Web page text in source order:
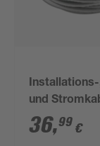
und
NYM-J
m
36,99 €